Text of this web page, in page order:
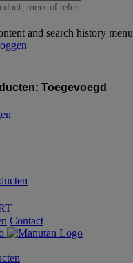
and search history menu
Toegevoegd
Contact